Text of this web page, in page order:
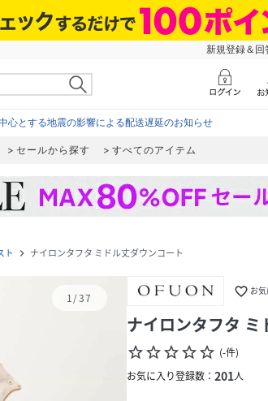
新規登録＆
心とする地震の影響による配送遅延のお知らせ
セールから探す すべてのアイテム
ト navigate_next ナイロンタフタ ミドル丈ダウンコート
1/37 favorite_border お
ナイロンタフタ ミ
star_borderstar_borderstar_borderstar_borderstar_border (-件)
お気に入り登録数： 201人